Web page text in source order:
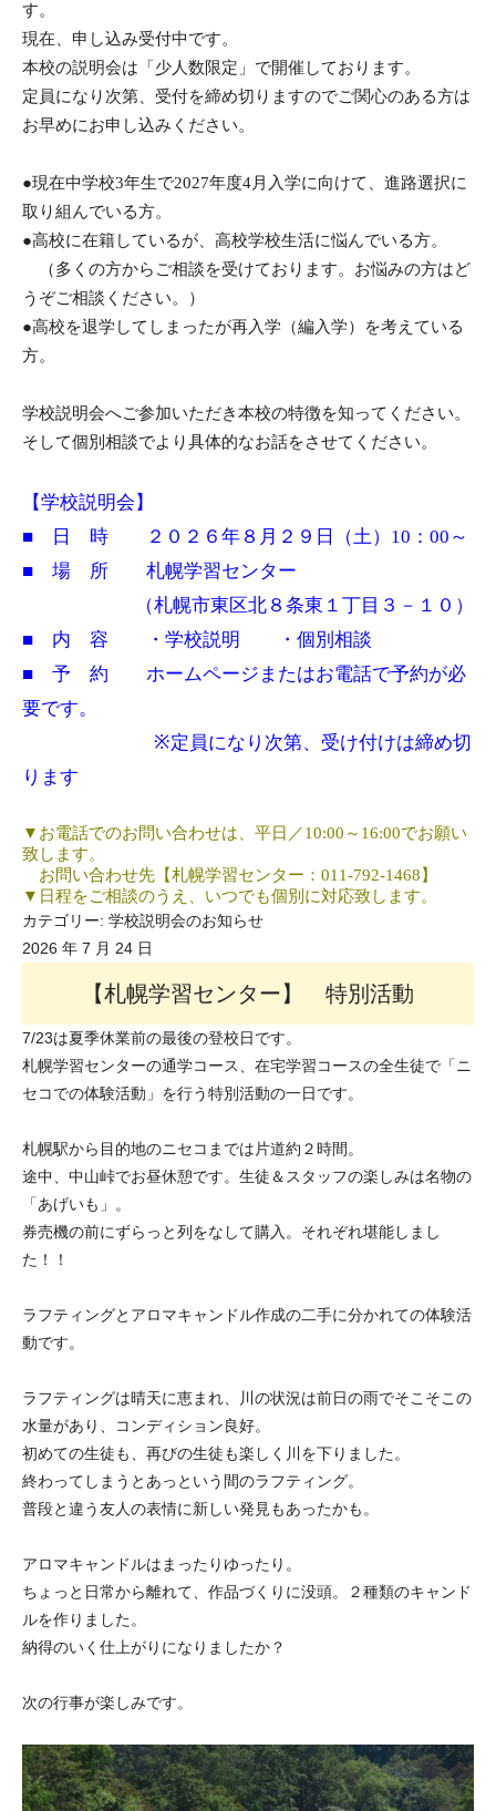
す。
現在、申し込み受付中です。
本校の説明会は「少人数限定」で開催しております。
定員になり次第、受付を締め切りますのでご関心のある方は
お早めにお申し込みください。
●現在中学校3年生で2027年度4月入学に向けて、進路選択に
取り組んでいる方。
●高校に在籍しているが、高校学校生活に悩んでいる方。
（多くの方からご相談を受けております。お悩みの方はど
うぞご相談ください。）
●高校を退学してしまったが再入学（編入学）を考えている
方。
学校説明会へご参加いただき本校の特徴を知ってください。
そして個別相談でより具体的なお話をさせてください。
【学校説明会】
■ 日 時 ２０２６年８月２９日（土）10：00～
■ 場 所 札幌学習センター
（札幌市東区北８条東１丁目３－１０）
■ 内 容 ・学校説明 ・個別相談
■ 予 約 ホームページまたはお電話で予約が必
要です。
※定員になり次第、受け付けは締め切
ります
▼ お電話でのお問い合わせは、平日／10:00 ～ 16:00でお願い
致します。
お問い合わせ先【札幌学習センター： 011-792-1468 】
▼ 日程をご相談のうえ、いつでも個別に対応致します。
カテゴリー: 学校説明会のお知らせ
2026 年 7 月 24 日
【札幌学習センター】 特別活動
7/23は夏季休業前の最後の登校日です。
札幌学習センターの通学コース、在宅学習コースの全生徒で「ニ
セコでの体験活動」を行う特別活動の一日です。
札幌駅から目的地のニセコまでは片道約２時間。
途中、中山峠でお昼休憩です。生徒＆スタッフの楽しみは名物の
「あげいも」。
券売機の前にずらっと列をなして購入。それぞれ堪能しまし
た！！
ラフティングとアロマキャンドル作成の二手に分かれての体験活
動です。
ラフティングは晴天に恵まれ、川の状況は前日の雨でそこそこの
水量があり、コンディション良好。
初めての生徒も、再びの生徒も楽しく川を下りました。
終わってしまうとあっという間のラフティング。
普段と違う友人の表情に新しい発見もあったかも。
アロマキャンドルはまったりゆったり。
ちょっと日常から離れて、作品づくりに没頭。２種類のキャンド
ルを作りました。
納得のいく仕上がりになりましたか？
次の行事が楽しみです。